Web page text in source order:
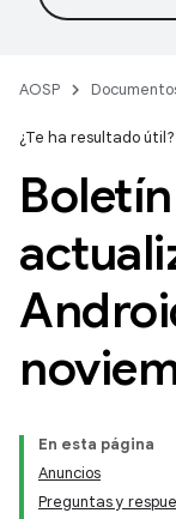
AOSP
¿Te ha resultado útil?
En esta página
Anuncios
Preguntas y